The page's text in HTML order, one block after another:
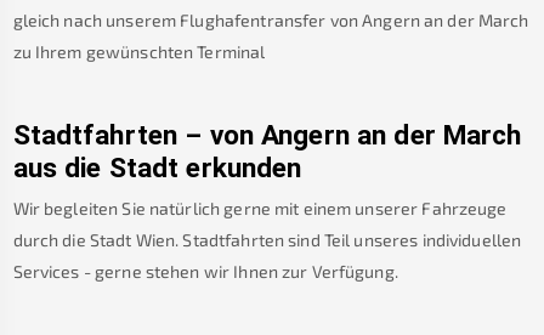
gleich nach unserem Flughafentransfer von Angern an der March
zu Ihrem gewünschten Terminal
Stadtfahrten – von Angern an der March
aus die Stadt erkunden
Wir begleiten Sie natürlich gerne mit einem unserer Fahrzeuge
durch die Stadt Wien. Stadtfahrten sind Teil unseres individuellen
Services - gerne stehen wir Ihnen zur Verfügung.